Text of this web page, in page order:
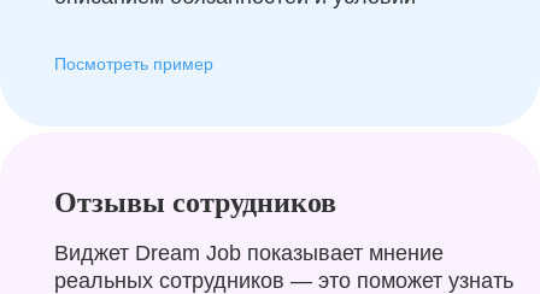
Посмотреть пример
Отзывы сотрудников
Виджет Dream Job показывает мнение
реальных сотрудников — это поможет узнать